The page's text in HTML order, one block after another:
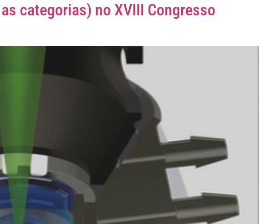
categorias) no XVIII Congresso